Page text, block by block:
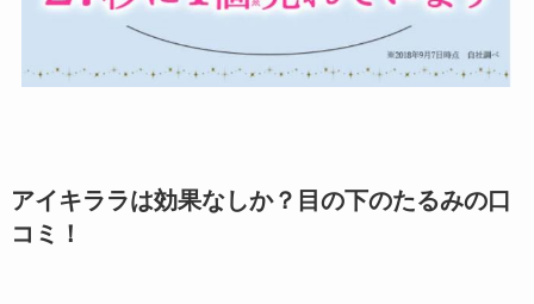
アイキララは効果なしか？目の下のたるみの口
コミ！